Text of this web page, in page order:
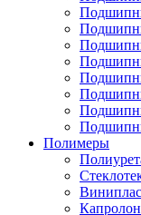
Полимеры
Капролон